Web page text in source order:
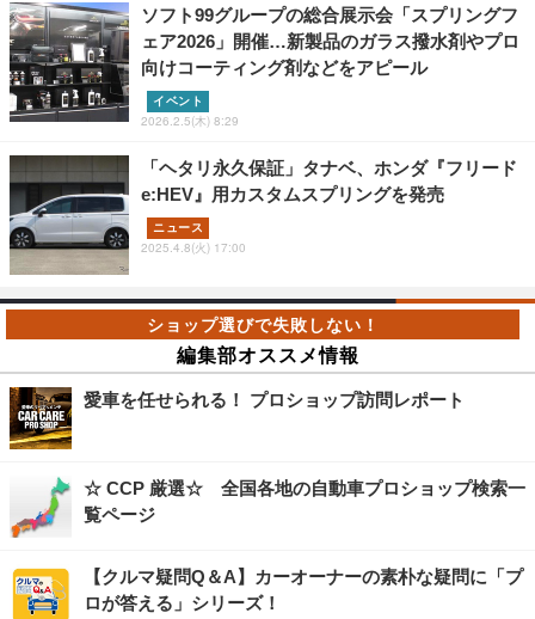
ソフト99グループの総合展示会「スプリングフ
ェア2026」開催…新製品のガラス撥水剤やプロ
向けコーティング剤などをアピール
イベント
2026.2.5(木) 8:29
「ヘタリ永久保証」タナベ、ホンダ『フリード
e:HEV』用カスタムスプリングを発売
ニュース
2025.4.8(火) 17:00
編集部オススメ情報
愛車を任せられる！ プロショップ訪問レポート
☆ CCP 厳選☆ 全国各地の自動車プロショップ検索一
覧ページ
【クルマ疑問Q＆A】カーオーナーの素朴な疑問に「プ
ロが答える」シリーズ！